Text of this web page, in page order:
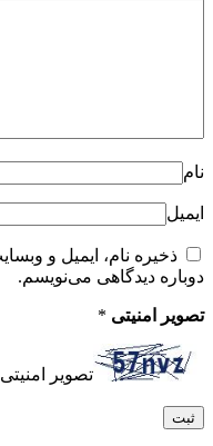
نام
ایمیل
ذخیره نام، ایمیل و
دوباره دیدگاهی می‌نویسم.
تصویر امنیتی *
تصویر